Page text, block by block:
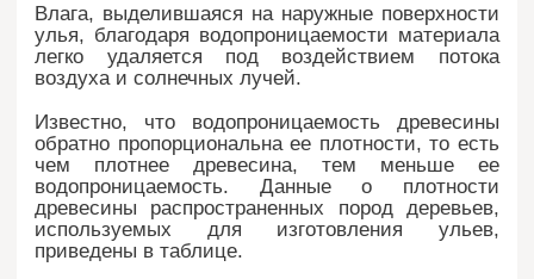
Влага, выделившаяся на наружные поверхности
улья, благодаря водопроницаемости материала
легко удаляется под воздействием потока
воздуха и солнечных лучей.
Известно, что водопроницаемость древесины
обратно пропорциональна ее плотности, то есть
чем плотнее древесина, тем меньше ее
водопроницаемость. Данные о плотности
древесины распространенных пород деревьев,
используемых для изготовления ульев,
приведены в таблице.